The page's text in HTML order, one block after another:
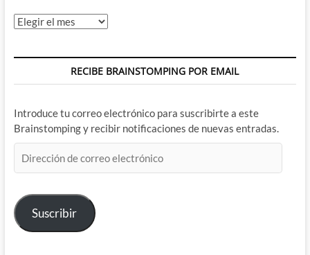
Archivos
RECIBE BRAINSTOMPING POR EMAIL
Introduce tu correo electrónico para suscribirte a este
Brainstomping y recibir notificaciones de nuevas entradas.
de
electrónico
Suscribir